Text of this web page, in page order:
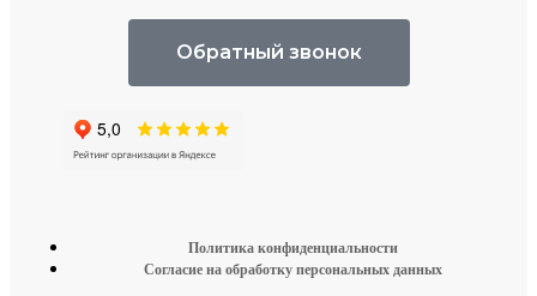
Обратный звонок
Политика конфиденциальности
Согласие на обработку персональных данных